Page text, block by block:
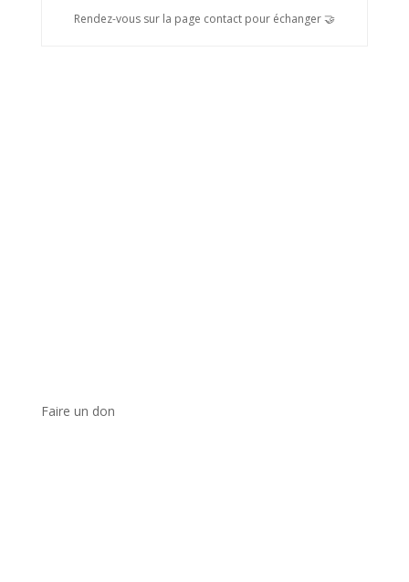
Rendez-vous sur la page contact pour échanger 🤝
Faire un don